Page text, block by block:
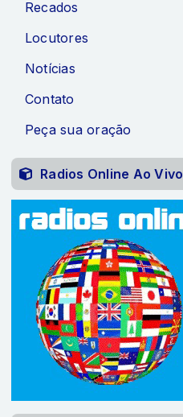
Recados
Locutores
Notícias
Contato
Peça sua oração
Radios Online Ao Vivo